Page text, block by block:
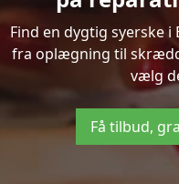
Find en dygtig syerske
fra oplægning til
vælg
Få tilbud,